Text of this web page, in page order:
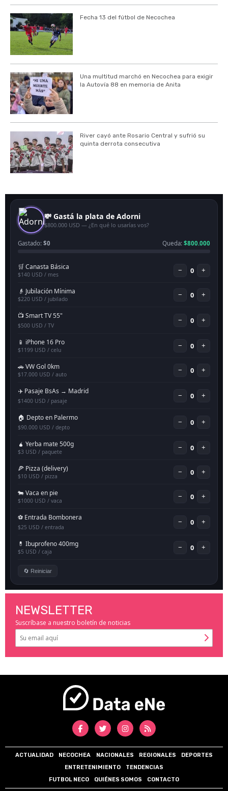
Fecha 13 del fútbol de Necochea
Una multitud marchó en Necochea para exigir
la Autovía 88 en memoria de Anita
River cayó ante Rosario Central y sufrió su
quinta derrota consecutiva
NEWSLETTER
Suscríbase a nuestro boletín de noticias
ACTUALIDAD NECOCHEA NACIONALES REGIONALES
DEPORTES
ENTRETENIMIENTO
TENDENCIAS
FUTBOL NECO
QUIÉNES SOMOS CONTACTO